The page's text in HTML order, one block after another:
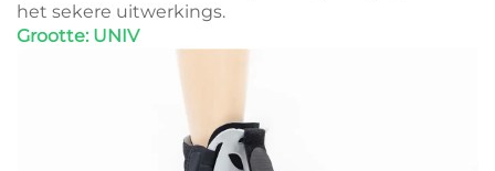
het sekere uitwerkings.
Grootte: UNIV